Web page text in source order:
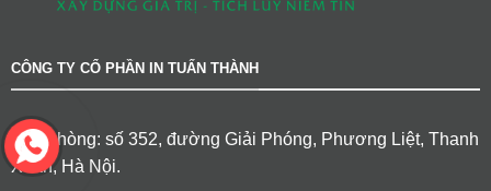
CÔNG TY CỔ PHẦN IN TUẤN THÀNH
Văn phòng: số 352, đường Giải Phóng, Phương Liệt, Thanh
Xuân, Hà Nội.